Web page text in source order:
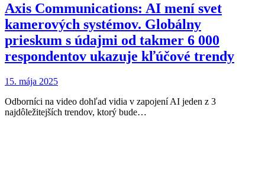
Axis Communications: AI mení svet
kamerových systémov. Globálny
prieskum s údajmi od takmer 6 000
respondentov ukazuje kľúčové trendy
15. mája 2025
Odborníci na video dohľad vidia v zapojení AI jeden z 3
najdôležitejších trendov, ktorý bude…